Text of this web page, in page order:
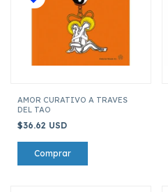
AMOR CURATIVO A TRAVES
DEL TAO
$36.62 USD